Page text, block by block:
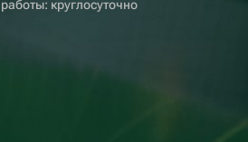
круглосуточно